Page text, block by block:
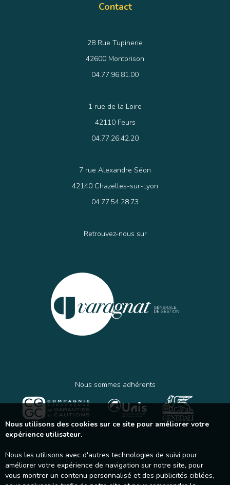
Contact
28 Rue Tupinerie
42600 Montbrison
04.77.96.81.00
1 rue de la Loire
42110 Feurs
04.77.26.42.20
7 rue Alexandre Séon
42140 Chazelles-sur-Lyon
04.77.54.28.73
Retrouvez-nous sur
Nous sommes adhérents
Nous utilisons des cookies sur ce site pour améliorer votre
expérience utilisateur.
Nous les utilisons avec d'autres technologies de suivi pour
améliorer votre expérience de navigation sur notre site, pour
vous montrer un contenu personnalisé et des publicités ciblées,